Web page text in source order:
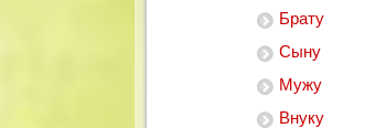
Брату
Сыну
Мужу
Внуку